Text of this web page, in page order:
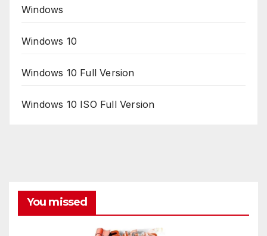
Windows
Windows 10
Windows 10 Full Version
Windows 10 ISO Full Version
You missed